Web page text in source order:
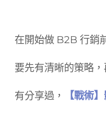
在開始做 B2B 行銷
要先有清晰的策略
有分享過， 【戰術